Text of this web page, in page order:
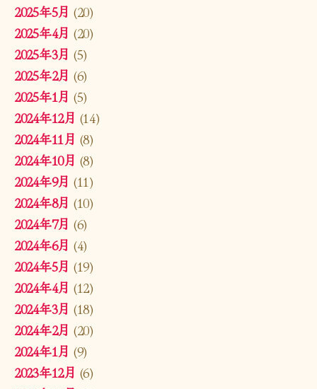
2025年5月 (20)
2025年4月 (20)
2025年3月 (5)
2025年2月 (6)
2025年1月 (5)
2024年12月 (14)
2024年11月 (8)
2024年10月 (8)
2024年9月 (11)
2024年8月 (10)
2024年7月 (6)
2024年6月 (4)
2024年5月 (19)
2024年4月 (12)
2024年3月 (18)
2024年2月 (20)
2024年1月 (9)
2023年12月 (6)